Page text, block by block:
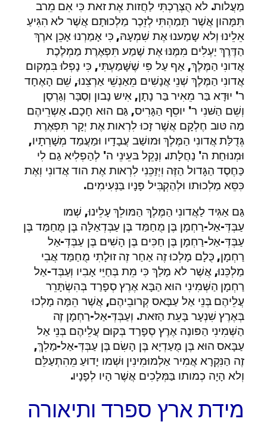
מַעֲלות. לא הֻצְּרַכְתִּי לַחֲזות אֶת זאת כִּי אִם מֵרב
תִּמָּהון אֲשֶׁר תָּמַהְתִּי לְזֵכֶר מַלְכוּתָם אֲשֶׁר לא הִגִּיעַ
אֵלֵינוּ וְלא שָמַענוּ אֶת שִׁמְעָהּ, כִּי אָמַרְנוּ אָכֵן ארֶךְ
הַדֶּרֶךְ יַעְלִים מִמֶּנּוּ אֶת שֶׁמַע תִּפְאֶרֶת מַמְלֶכֶת
אֲדונִי הַמֶּלֶךְ, אַף עַל פִּי שֶׁשָּׁמַעְתִּי, כִּי נָפְלוּ בִּמְקום
אֲדונִי הַמֶּלֶךְ שְׁנֵי אֲנָשִׁים מֵאַנְשֵׁי אַרְצֵנוּ, שֵׁם הָאֶחָד
ר' יוּדָא בַּר מֵאִיר בַּר נָתָן, אִיש נָבון וְסַבָּר וְגַרְסָן
וְשֵׁם הַשּׁנִי ר' יוסֵף הַגָּרִיס, גַּם הוּא חָכָם. אַשְרֵיהֶם
מַה טּוב חֶלְקָם אֲשֶׁר זָכוּ לִרְאות אֶת יְקָר תִּפְאֶרֶת
גְּדֻלַּת אֲדונִי הַמֶּלֶךְ וּמושַׁב עֲבָדָיו וּמַעֲמַד מְשָׁרְתָיו,
וּמְנוּחַת ה' נַחֲלָתו. וְנָקֵל בּעֵינֵי ה' לְהַפְלִיא גַם לִי
כַּחֶסֶד הַגָּדול הַזֶּה וִיְזַכֵּנִי לִרְאות אֶת הוד אֲדונִי וְאֶת
כִּסֵּא מַלְכוּתו וּלְהַקְבִּיל פָּנָיו בַּנְּעִימִים.
גַּם אַגִּיד לַאֲדונִי הַמֶּלֶךְ הַמּולֵךְ עָלֵינוּ, שְׁמו
עַבְּדְּ-אַל-רַחְמָן בֶּן מֻחַמַּד בֶּן עַבְּדְאַלָּה בֶּן מֻחַמַּד בֶּן
עַבְּדְּ-אַל-רַחְמָן בֶּן חַכִּים בֶּן הָשִׁים בֶּן עַבְּדְּ-אַל
רַחְמָן, כֻּלָם מָלְכוּ זֶה אַחַר זֶה זוּלָתִי מֻחַמַּד אֲבִי
מַלְכֵּנוּ, אֲשֶׁר לא מָלַךְ כִּי מֵת בְּחַיֵּי אָבִיו וְעַבְּד-אַל
רַחְמָן הַשְּׁמִינִי הוּא הַבָּא אֶרֶץ סְפָרַד בְּהִשְׂתָּרֵר
עֲלֵיהֶם בְּנֵי אַל עַבָּאס קְרובֵיהֶם, אֲשֶׁר הֵמָּה מָלְכוּ
בְּאֶרֶץ שִׁנְעָר בָּעֵת הַזּאת. וְעַבְּדְּ-אַל-רַחְמָן זֶה
הַשְּׁמִינִי הַפּונֶה אֶרֶץ סְפָרַד בְּקוּם עֲלֵיהֶם בְּנֵי אַל
עַבָּאס הוּא בֶּן מֻעַדְיָא בֶּן הָשִׂם בֶּן עַבְּדְּ-אַל-מַלִךְּ,
זֶה הַנִּקְרָא אֲמִיר אַלְמוּמִינִין וּשְׁמו יָדוּעַ מֵהִתְעַלֵּם
וְלא הָיָה כְמותו בַּמְּלָכִים אֲשֶׁר הָיו לְפָנָיו.
מידת ארץ ספרד ותיאורה